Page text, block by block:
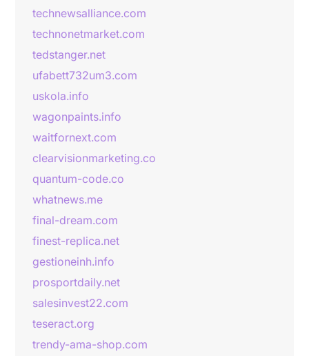
technewsalliance.com
technonetmarket.com
tedstanger.net
ufabett732um3.com
uskola.info
wagonpaints.info
waitfornext.com
clearvisionmarketing.co
quantum-code.co
whatnews.me
final-dream.com
finest-replica.net
gestioneinh.info
prosportdaily.net
salesinvest22.com
teseract.org
trendy-ama-shop.com